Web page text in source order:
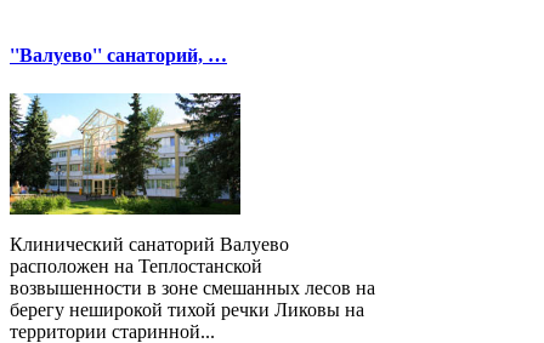
''Валуево'' санаторий, …
Клинический санаторий Валуево
расположен на Теплостанской
возвышенности в зоне смешанных лесов на
берегу неширокой тихой речки Ликовы на
территории старинной...